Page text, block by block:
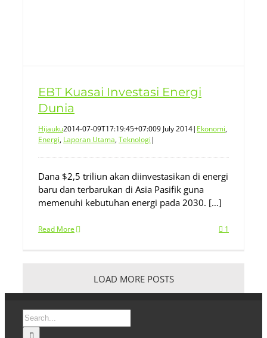
EBT Kuasai Investasi Energi
Dunia
Hijauku2014-07-09T17:19:45+07:009 July 2014| Ekonomi,
Energi, Laporan Utama,Teknologi|
Dana $2,5 triliun akan diinvestasikan di energi
baru dan terbarukan di Asia Pasifik guna
memenuhi kebutuhan energi pada 2030. […]
Read More 1
LOAD MORE POSTS
Search
for: